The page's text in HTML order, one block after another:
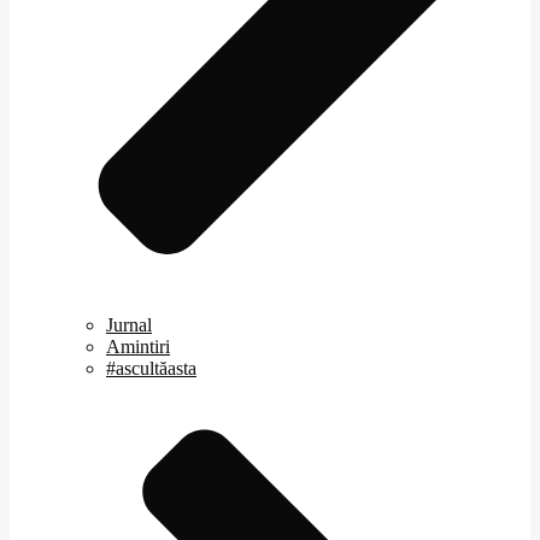
Jurnal
Amintiri
#ascultăasta